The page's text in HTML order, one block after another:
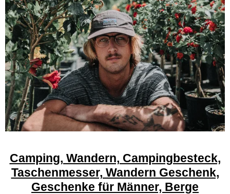
Camping, Wandern, Campingbesteck,
Taschenmesser, Wandern Geschenk,
Geschenke für Männer, Berge